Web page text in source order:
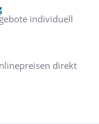
individuell
direkt